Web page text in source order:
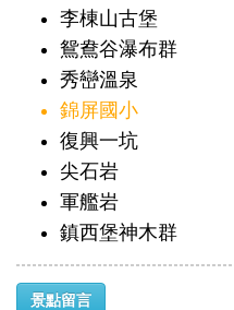
李棟山古堡
鴛鴦谷瀑布群
秀巒溫泉
錦屏國小
復興一坑
尖石岩
軍艦岩
鎮西堡神木群
景點留言